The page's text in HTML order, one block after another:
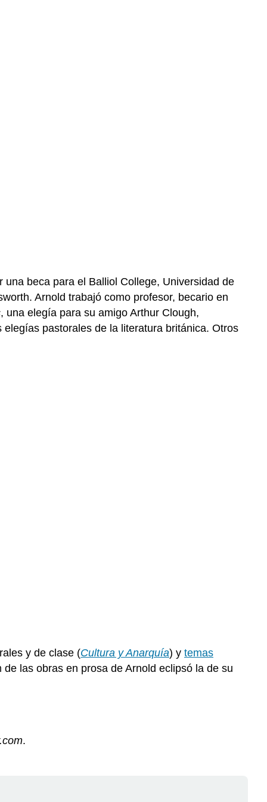
beca para el Balliol College, Universidad de
Arnold trabajó como profesor, becario en
, una elegía para su amigo Arthur Clough,
elegías pastorales de la literatura británica. Otros
y de clase (Cultura y Anarquía) y temas
las obras en prosa de Arnold eclipsó la de su
.